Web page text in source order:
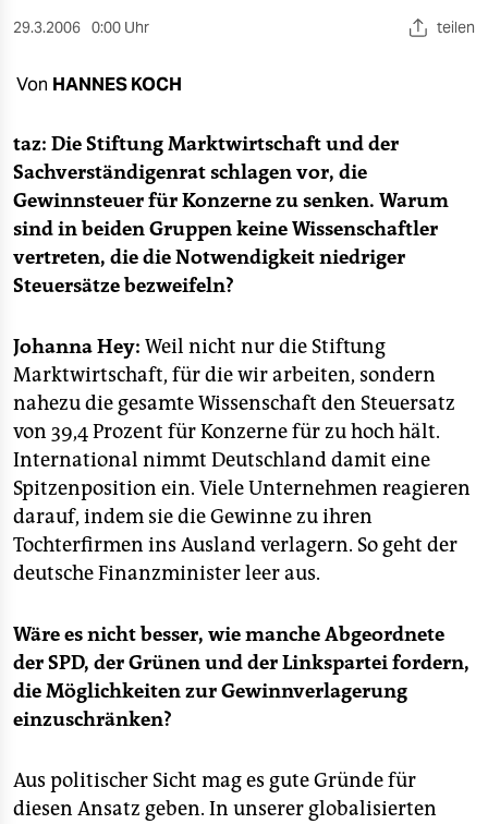
nord
wahrheit
verlag
veranstaltungen
shop
fragen & hilfe
unterstützen
abo
genossenschaft
epaper login
29.3.2006 0:00 Uhr teilen
Von HANNES KOCH
taz: Die Stiftung Marktwirtschaft und der
Sachverständigenrat schlagen vor, die
Gewinnsteuer für Konzerne zu senken. Warum
sind in beiden Gruppen keine Wissenschaftler
vertreten, die die Notwendigkeit niedriger
Steuersätze bezweifeln?
Johanna Hey: Weil nicht nur die Stiftung
Marktwirtschaft, für die wir arbeiten, sondern
nahezu die gesamte Wissenschaft den Steuersatz
von 39,4 Prozent für Konzerne für zu hoch hält.
International nimmt Deutschland damit eine
Spitzenposition ein. Viele Unternehmen reagieren
darauf, indem sie die Gewinne zu ihren
Tochterfirmen ins Ausland verlagern. So geht der
deutsche Finanzminister leer aus.
Wäre es nicht besser, wie manche Abgeordnete
der SPD, der Grünen und der Linkspartei fordern,
die Möglichkeiten zur Gewinnverlagerung
einzuschränken?
Aus politischer Sicht mag es gute Gründe für
diesen Ansatz geben. In unserer globalisierten